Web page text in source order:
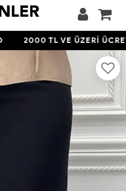
2000 TL VE ÜZERİ